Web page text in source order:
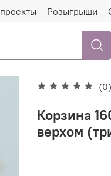
Розыгрыши
(0)
Корзина
верхом